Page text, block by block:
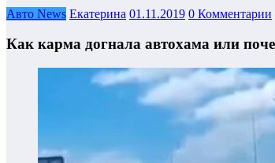
Авто News Екатерина 01.11.2019 0 Комментарии
Как карма догнала автохама или